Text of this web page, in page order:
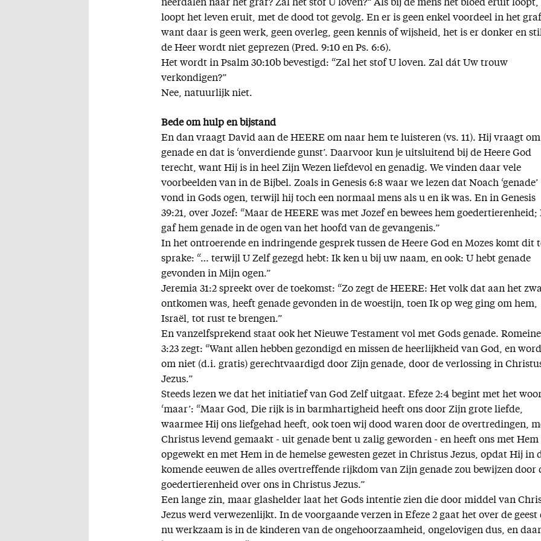
neerdalen naar het graf? Zal het stof U loven?“ Als bij de mens het bloed eruit loopt,
loopt het leven eruit, met de dood tot gevolg. En er is geen enkel voordeel in het
want daar is geen werk, geen overleg, geen kennis of wijsheid, het is er donker en
de Heer wordt niet geprezen (Pred. 9:10 en Ps. 6:6).
Het wordt in Psalm 30:10b bevestigd: “Zal het stof U loven. Zal dát Uw trouw
verkondigen?”
Nee, natuurlijk niet.
Bede om hulp en bijstand
En dan vraagt David aan de HEERE om naar hem te luisteren (vs. 11). Hij vraagt om
genade en dat is ‘onverdiende gunst’. Daarvoor kun je uitsluitend bij de Heere God
terecht, want Hij is in heel Zijn Wezen liefdevol en genadig. We vinden daar vele
voorbeelden van in de Bijbel. Zoals in Genesis 6:8 waar we lezen dat Noach ‘genade’
vond in Gods ogen, terwijl hij toch een normaal mens als u en ik was. En in Genesis
39:21, over Jozef: “Maar de HEERE was met Jozef en bewees hem goedertierenheid;
gaf hem genade in de ogen van het hoofd van de gevangenis.”
In het ontroerende en indringende gesprek tussen de Heere God en Mozes komt dit
sprake: “… terwijl U Zelf gezegd hebt: Ik ken u bij uw naam, en ook: U hebt genade
gevonden in Mijn ogen.”
Jeremia 31:2 spreekt over de toekomst: “Zo zegt de HEERE: Het volk dat aan het
ontkomen was, heeft genade gevonden in de woestijn, toen Ik op weg ging om hem,
Israël, tot rust te brengen.”
En vanzelfsprekend staat ook het Nieuwe Testament vol met Gods genade.
3:23 zegt: “Want allen hebben gezondigd en missen de heerlijkheid van God, en
om niet (d.i. gratis) gerechtvaardigd door Zijn genade, door de verlossing in
Jezus.”
Steeds lezen we dat het initiatief van God Zelf uitgaat. Efeze 2:4 begint met het
‘maar’: “Maar God, Die rijk is in barmhartigheid heeft ons door Zijn grote liefde,
waarmee Hij ons liefgehad heeft, ook toen wij dood waren door de overtredingen,
Christus levend gemaakt - uit genade bent u zalig geworden - en heeft ons met Hem
opgewekt en met Hem in de hemelse gewesten gezet in Christus Jezus, opdat Hij in
komende eeuwen de alles overtreffende rijkdom van Zijn genade zou bewijzen door
goedertierenheid over ons in Christus Jezus.”
Een lange zin, maar glashelder laat het Gods intentie zien die door middel van
Jezus werd verwezenlijkt. In de voorgaande verzen in Efeze 2 gaat het over de geest
nu werkzaam is in de kinderen van de ongehoorzaamheid, ongelovigen dus, en